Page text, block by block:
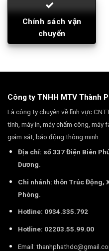
Chính sách vận
chuyển
Công ty TNHH MTV Thành
Là công ty chuyên về lĩnh vực
tính, máy in, máy chấm công, máy
giám sát, báo động thông minh.
Địa chỉ: số 337 Điện Biên
Dương.
Chi nhánh: thôn Trúc Động,
Phòng.
Hotline: 0934.335.792
Hotline: 02203.55.99.00
Email: